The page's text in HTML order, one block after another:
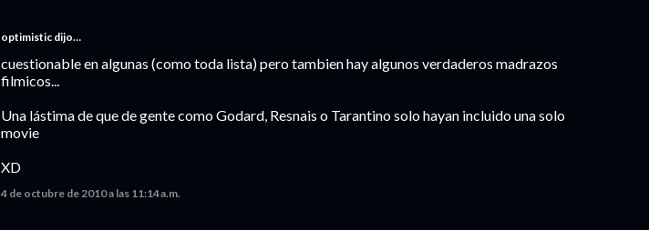
optimistic dijo…
cuestionable en algunas (como toda lista) pero tambien hay algunos verdaderos madrazos
filmicos...
Una lástima de que de gente como Godard, Resnais o Tarantino solo hayan incluido una solo
movie
XD
4 de octubre de 2010 a las 11:14 a.m.